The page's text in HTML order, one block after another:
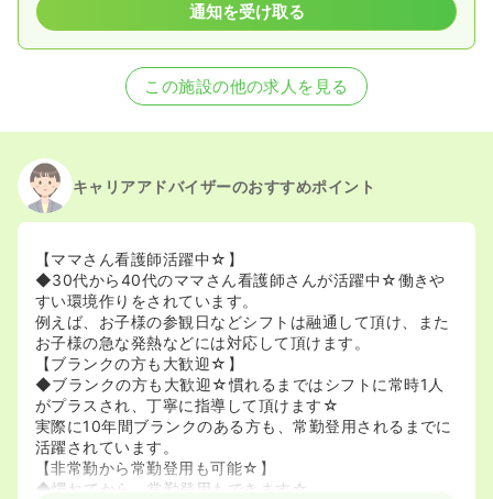
通知を受け取る
この施設の他の求人を見る
キャリアアドバイザーのおすすめポイント
【ママさん看護師活躍中☆】
◆30代から40代のママさん看護師さんが活躍中☆働きや
すい環境作りをされています。
例えば、お子様の参観日などシフトは融通して頂け、また
お子様の急な発熱などには対応して頂けます。
【ブランクの方も大歓迎☆】
◆ブランクの方も大歓迎☆慣れるまではシフトに常時1人
がプラスされ、丁寧に指導して頂けます☆
実際に10年間ブランクのある方も、常勤登用されるまでに
活躍されています。
【非常勤から常勤登用も可能☆】
◆慣れてから、常勤登用もできます☆